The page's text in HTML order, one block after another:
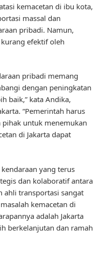
kemacetan di ibu kota,
massal dan
pribadi. Namun,
efektif oleh
pribadi memang
dengan peningkatan
baik,” kata Andika,
“Pemerintah harus
pihak untuk menemukan
di Jakarta dapat
yang terus
dan kolaboratif antara
ahli transportasi sangat
kemacetan di
adalah Jakarta
berkelanjutan dan ramah